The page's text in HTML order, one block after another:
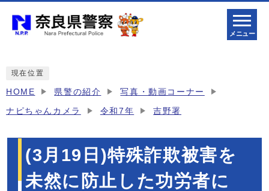
メニュー
現在位置
HOME 県警の紹介 写真・動画コーナー
ナピちゃんカメラ 令和7年 吉野署
(3月19日)特殊詐欺被害を
未然に防止した功労者に